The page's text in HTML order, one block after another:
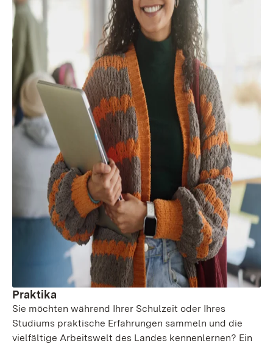
Praktika
Sie möchten während Ihrer Schulzeit oder Ihres
Studiums praktische Erfahrungen sammeln und die
vielfältige Arbeitswelt des Landes kennenlernen? Ein